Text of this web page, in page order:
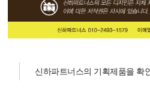
신하파트너스의 기획제품을 확